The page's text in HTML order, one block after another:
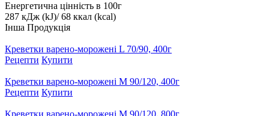
Енергетична цінність в 100г
287 кДж (kJ)/ 68 ккал (kcal)
Інша Продукція
Креветки варено-морожені L 70/90, 400г
Рецепти Купити
Креветки варено-морожені М 90/120, 400г
Рецепти Купити
Креветки варено-морожені М 90/120, 800г